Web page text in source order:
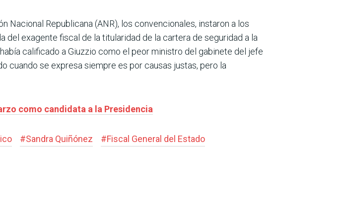
Nacional Republicana (ANR), los convencionales, instaron a los
del exagente fiscal de la titularidad de la cartera de seguridad a la
calificado a Giuzzio como el peor ministro del gabinete del jefe
cuando se expresa siempre es por causas justas, pero la
como candidata a la Presidencia
#Sandra Quiñónez #Fiscal General del Estado